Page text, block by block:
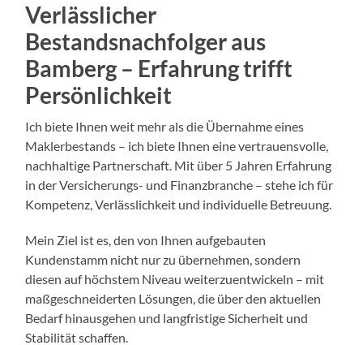
Verlässlicher
Bestandsnachfolger aus
Bamberg – Erfahrung trifft
Persönlichkeit
Ich biete Ihnen weit mehr als die Übernahme eines
Maklerbestands – ich biete Ihnen eine vertrauensvolle,
nachhaltige Partnerschaft. Mit über 5 Jahren Erfahrung
in der Versicherungs- und Finanzbranche – stehe ich für
Kompetenz, Verlässlichkeit und individuelle Betreuung.
Mein Ziel ist es, den von Ihnen aufgebauten
Kundenstamm nicht nur zu übernehmen, sondern
diesen auf höchstem Niveau weiterzuentwickeln – mit
maßgeschneiderten Lösungen, die über den aktuellen
Bedarf hinausgehen und langfristige Sicherheit und
Stabilität schaffen.